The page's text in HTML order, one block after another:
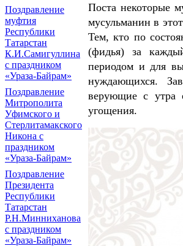
Поздравление
муфтия
Республики
Татарстан
К.И.Самигуллина
с праздником
«Ураза-Байрам»
Поздравление
Митрополита
Уфимского и
Стерлитамакского
Никона с
праздником
«Ураза-Байрам»
Поздравление
Президента
Республики
Татарстан
Р.Н.Минниханова
с праздником
«Ураза-Байрам»
Поста некоторые
мусульманин в
Тем, кто по
(фидья) за
периодом и для
нуждающихся.
верующие с утра
угощения.